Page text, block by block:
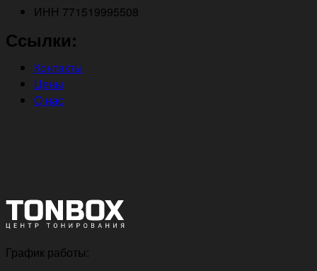
ИНН 771519995508
Ссылки:
Контакты
Цены
О нас
График работы: